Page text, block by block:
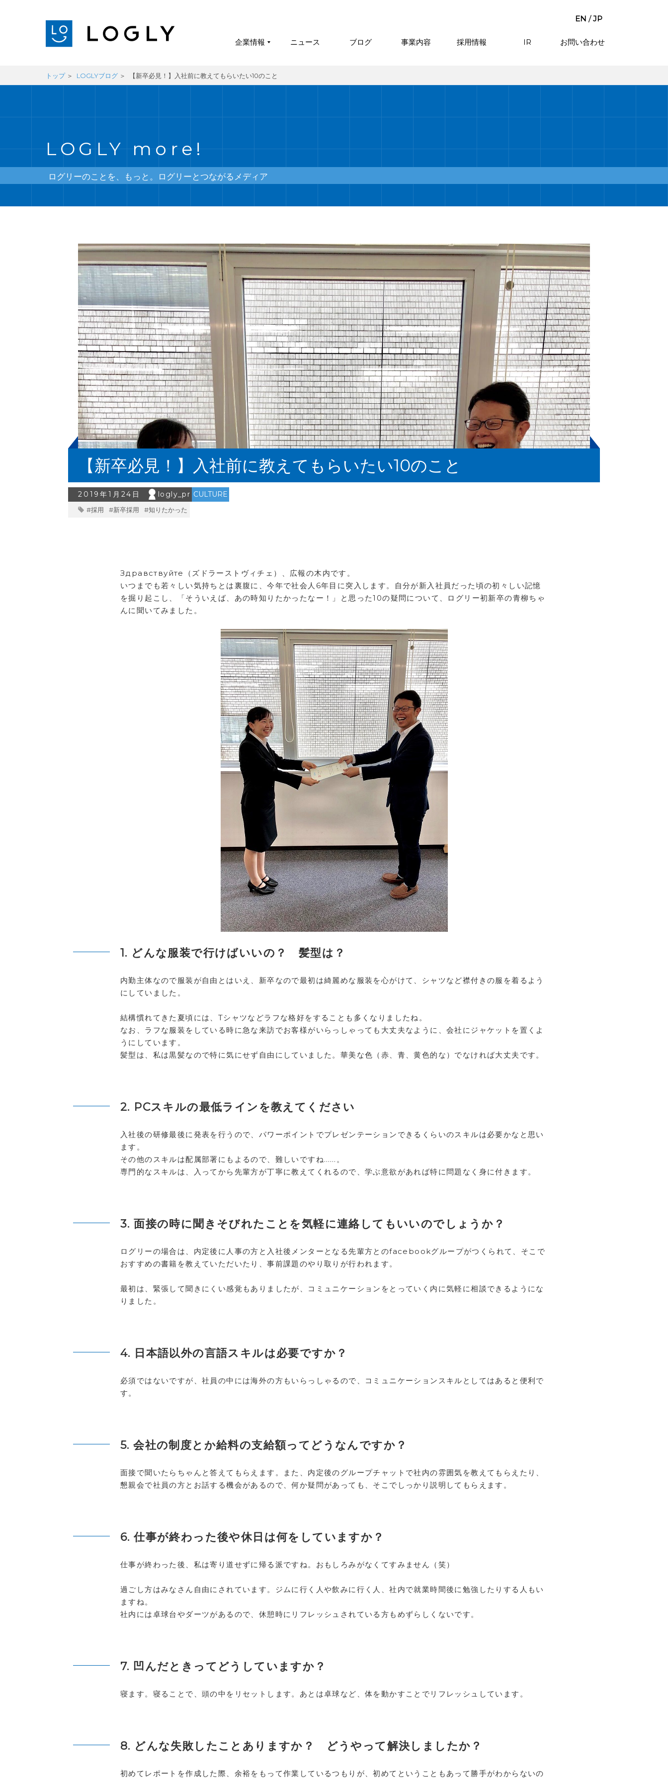
EN /JP
企業情報 ニュース ブログ 事業内容 採用情報 IR お問い合わせ
トップ LOGLYブログ 【新卒必見！】入社前に教えてもらいたい10のこと
LOGLY more!
ログリーのことを、もっと。ログリーとつながるメディア
【新卒必見！】入社前に教えてもらいたい10のこと
2019年1月24日 logly_pr CULTURE
#採用 #新卒採用 #知りたかった
Здравствуйте（ズドラーストヴィチェ）、広報の木内です。
いつまでも若々しい気持ちとは裏腹に、今年で社会人6年目に突入します。自分が新入社員だった頃の初々しい記憶
を掘り起こし、「そういえば、あの時知りたかったなー！」と思った10の疑問について、ログリー初新卒の青柳ちゃ
んに聞いてみました。
1. どんな服装で行けばいいの？ 髪型は？
内勤主体なので服装が自由とはいえ、新卒なので最初は綺麗めな服装を心がけて、シャツなど襟付きの服を着るよう
にしていました。
結構慣れてきた夏頃には、Tシャツなどラフな格好をすることも多くなりましたね。
なお、ラフな服装をしている時に急な来訪でお客様がいらっしゃっても大丈夫なように、会社にジャケットを置くよ
うにしています。
髪型は、私は黒髪なので特に気にせず自由にしていました。華美な色（赤、青、黄色的な）でなければ大丈夫です。
2. PCスキルの最低ラインを教えてください
入社後の研修最後に発表を行うので、パワーポイントでプレゼンテーションできるくらいのスキルは必要かなと思い
ます。
その他のスキルは配属部署にもよるので、難しいですね……。
専門的なスキルは、入ってから先輩方が丁寧に教えてくれるので、学ぶ意欲があれば特に問題なく身に付きます。
3. 面接の時に聞きそびれたことを気軽に連絡してもいいのでしょうか？
ログリーの場合は、内定後に人事の方と入社後メンターとなる先輩方とのfacebookグループがつくられて、そこで
おすすめの書籍を教えていただいたり、事前課題のやり取りが行われます。
最初は、緊張して聞きにくい感覚もありましたが、コミュニケーションをとっていく内に気軽に相談できるようにな
りました。
4. 日本語以外の言語スキルは必要ですか？
必須ではないですが、社員の中には海外の方もいらっしゃるので、コミュニケーションスキルとしてはあると便利で
す。
5. 会社の制度とか給料の支給額ってどうなんですか？
面接で聞いたらちゃんと答えてもらえます。また、内定後のグループチャットで社内の雰囲気を教えてもらえたり、
懇親会で社員の方とお話する機会があるので、何か疑問があっても、そこでしっかり説明してもらえます。
6. 仕事が終わった後や休日は何をしていますか？
仕事が終わった後、私は寄り道せずに帰る派ですね。おもしろみがなくてすみません（笑）
過ごし方はみなさん自由にされています。ジムに行く人や飲みに行く人、社内で就業時間後に勉強したりする人もい
ますね。
社内には卓球台やダーツがあるので、休憩時にリフレッシュされている方もめずらしくないです。
7. 凹んだときってどうしていますか？
寝ます。寝ることで、頭の中をリセットします。あとは卓球など、体を動かすことでリフレッシュしています。
8. どんな失敗したことありますか？ どうやって解決しましたか？
初めてレポートを作成した際、余裕をもって作業しているつもりが、初めてということもあって勝手がわからないの